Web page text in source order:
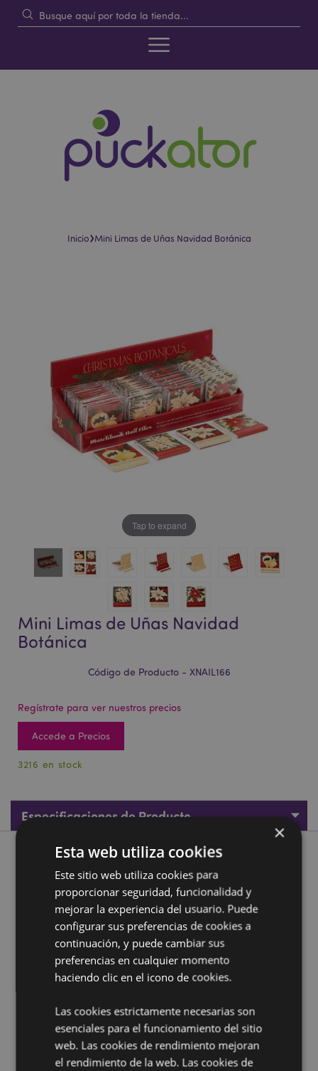
Inicio›Mini Limas de Uñas Navidad Botánica
imágenes
imágenes
Tap to expand
Mini Limas de Uñas Navidad
Botánica
Código de Producto - XNAIL166
Regístrate para ver nuestros precios
Accede a Precios
3216 en stock
Especificaciones de Producto
Descripción de Producto
Mini Limas de Uñas Navidad Botánica
Material: Plástico EVA, Polipropileno y Papel
Número de Limas por Librillo: 6 Mini Limas
Temporada/Festival/Ocasión:Navidad
¿Quieres saber más acerca de los métodos de trabajo
de Puckator?Encuentra todo lo que necesitas saber
en la
guía de compra del cliente.
×
Esta web utiliza cookies
Este sitio web utiliza cookies para
proporcionar seguridad, funcionalidad y
mejorar la experiencia del usuario. Puede
configurar sus preferencias de cookies a
continuación, y puede cambiar sus
preferencias en cualquier momento
haciendo clic en el icono de cookies.
Las cookies estrictamente necesarias son
esenciales para el funcionamiento del sitio
web. Las cookies de rendimiento mejoran
el rendimiento de la web. Las cookies de